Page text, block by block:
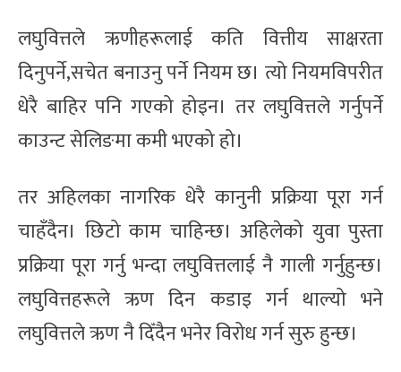
लघुवित्तले ऋणीहरूलाई कति वित्तीय साक्षरता
दिनुपर्ने,सचेत बनाउनु पर्ने नियम छ। त्यो नियमविपरीत
धेरै बाहिर पनि गएको होइन। तर लघुवित्तले गर्नुपर्ने
काउन्ट सेलिङमा कमी भएको हो।
तर अहिलका नागरिक धेरै कानुनी प्रक्रिया पूरा गर्न
चाहँदैन। छिटो काम चाहिन्छ। अहिलेको युवा पुस्ता
प्रक्रिया पूरा गर्नु भन्दा लघुवित्तलाई नै गाली गर्नुहुन्छ।
लघुवित्तहरूले ऋण दिन कडाइ गर्न थाल्यो भने
लघुवित्तले ऋण नै दिँदैन भनेर विरोध गर्न सुरु हुन्छ।